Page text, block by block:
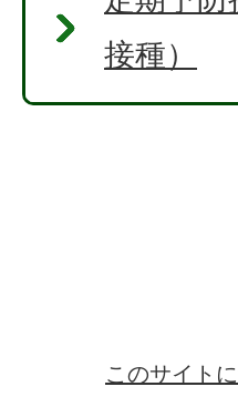
接種）
このサイト